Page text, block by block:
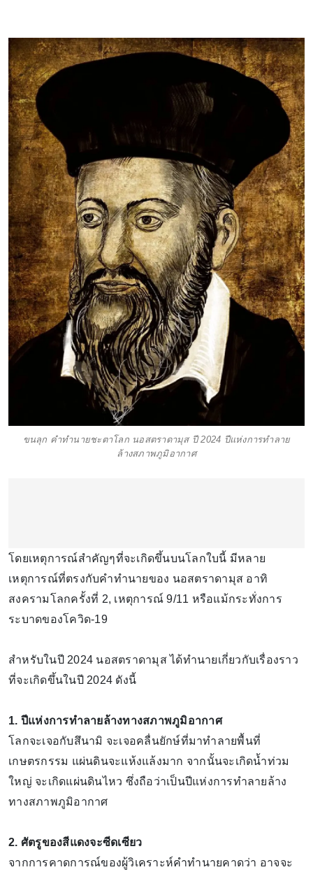
ขนลุก คำทำนายชะตาโลก นอสตราดามุส ปี 2024 ปีแห่งการทำลาย
ล้างสภาพภูมิอากาศ
โดยเหตุการณ์สำคัญๆที่จะเกิดขึ้นบนโลกใบนี้ มีหลาย
เหตุการณ์ที่ตรงกับคำทำนายของ นอสตราดามุส อาทิ
สงครามโลกครั้งที่ 2, เหตุการณ์ 9/11 หรือแม้กระทั่งการ
ระบาดของโควิด-19
สำหรับในปี 2024 นอสตราดามุส ได้ทำนายเกี่ยวกับเรื่องราว
ที่จะเกิดขึ้นในปี 2024 ดังนี้
1. ปีแห่งการทำลายล้างทางสภาพภูมิอากาศ
โลกจะเจอกับสึนามิ จะเจอคลื่นยักษ์ที่มาทำลายพื้นที่
เกษตรกรรม แผ่นดินจะแห้งแล้งมาก จากนั้นจะเกิดน้ำท่วม
ใหญ่ จะเกิดแผ่นดินไหว ซึ่งถือว่าเป็นปีแห่งการทำลายล้าง
ทางสภาพภูมิอากาศ
2. ศัตรูของสีแดงจะซีดเซียว
จากการคาดการณ์ของผู้วิเคราะห์คำทำนายคาดว่า อาจจะ